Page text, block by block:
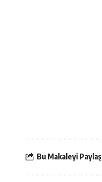
Bu Makaleyi Paylaş